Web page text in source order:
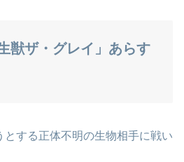
獣ザ・グレイ」あらす
とする正体不明の生物相手に戦い